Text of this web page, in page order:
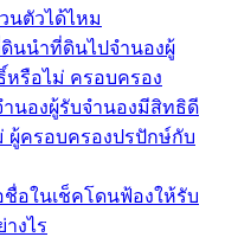
นตัวได้ไหม
นนำที่ดินไปจำนองผู้
รือไม่ ครอบครอง
นองผู้รับจำนองมีสิทธิดี
ผู้ครอบครองปรปักษ์กับ
อในเช็คโดนฟ้องให้รับ
งไร